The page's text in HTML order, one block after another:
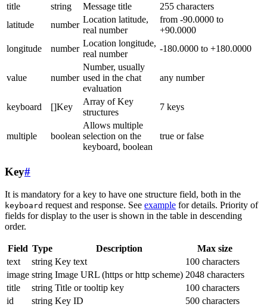
title
string Message title
255 characters
latitude
number
Location latitude,
real number
from -90.0000 to
+90.0000
longitude
number
Location longitude,
real number
-180.0000 to +180.0000
value number
Number, usually
used in the chat
evaluation
any number
keyboard []Key
Array of Key
structures
7 keys
multiple boolean
Allows multiple
selection on the
keyboard, boolean
true or false
Key#
It is mandatory for a key to have one structure field, both in the
keyboard request and response. See example for details. Priority of
fields for display to the user is shown in the table in descending
order.
Field Type Description
Max size
text
string Key text
100 characters
image string Image URL (https or http scheme) 2048 characters
title
string Title or tooltip key
100 characters
id
string Key ID 500 characters